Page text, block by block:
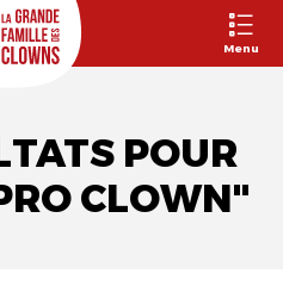
Menu
POUR
CLOWN"